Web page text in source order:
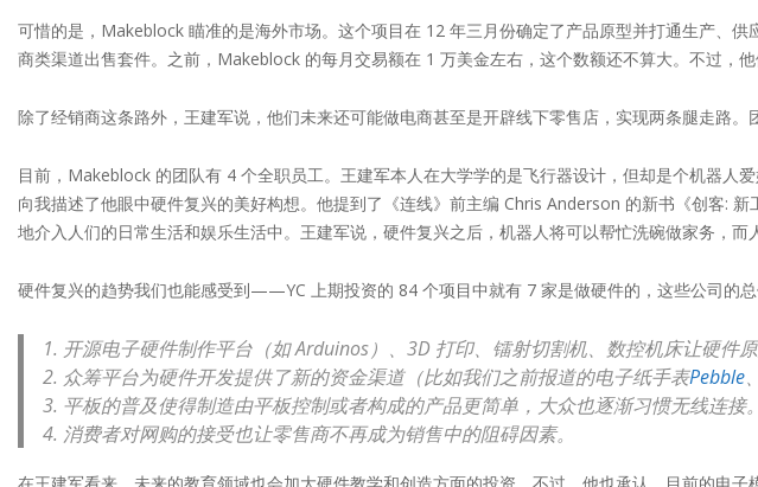
可惜的是，Makeblock 瞄准的是海外市场。这个项目在 12 年三月份确定了产品原型并打通生产、
商类渠道出售套件。之前，Makeblock 的每月交易额在 1 万美金左右，这个数额还不算大。不过，
除了经销商这条路外，王建军说，他们未来还可能做电商甚至是开辟线下零售店，实现两条腿走路
目前，Makeblock 的团队有 4 个全职员工。王建军本人在大学学的是飞行器设计，但却是个机器
向我描述了他眼中硬件复兴的美好构想。他提到了《连线》前主编 Chris Anderson 的新书《创客:
地介入人们的日常生活和娱乐生活中。王建军说，硬件复兴之后，机器人将可以帮忙洗碗做家务，
硬件复兴的趋势我们也能感受到——YC 上期投资的 84 个项目中就有 7 家是做硬件的，这些公司的
1. 开源电子硬件制作平台（如 Arduinos）、3D 打印、镭射切割机、数控机床让硬件原
2. 众筹平台为硬件开发提供了新的资金渠道（比如我们之前报道的电子纸手表Pebble
3. 平板的普及使得制造由平板控制或者构成的产品更简单，大众也逐渐习惯无线连接。
4. 消费者对网购的接受也让零售商不再成为销售中的阻碍因素。
在王建军看来，未来的教育领域也会加大硬件教学和创造方面的投资。不过，他也承认，目前的电